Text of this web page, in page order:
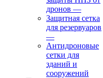
дронов —
Защитная сетка
для резервуаров
—
Антидроновые
сетки для
зданий и
сооружений